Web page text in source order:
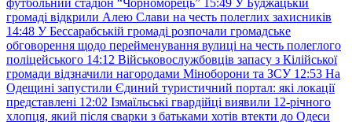
футбольний стадіон “Чорноморець” 15:49 У Буджацькій
громаді відкрили Алею Слави на честь полеглих захисників
14:48 У Бессарабській громаді розпочали громадське
обговорення щодо перейменування вулиці на честь полеглого
поліцейського 14:12 Військовослужбовців запасу з Кілійської
громади відзначили нагородами Міноборони та ЗСУ 12:53 На
Одещині запустили Єдиний туристичний портал: які локації
представлені 12:02 Ізмаїльські гвардійці виявили 12-річного
хлопця, який після сварки з батьками хотів втекти до Одеси